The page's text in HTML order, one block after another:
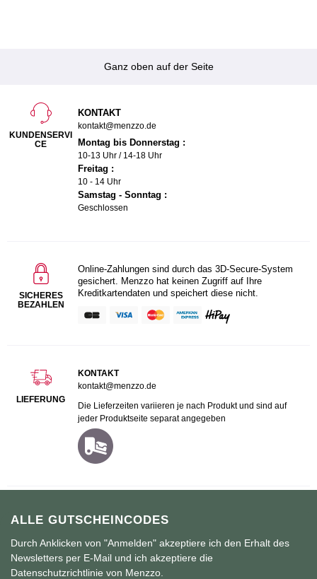
Ganz oben auf der Seite
ALLE GUTSCHEINCODES
Durch Anklicken von "Anmelden" akzeptiere ich den Erhalt des
Newsletters per E-Mail und ich akzeptiere die
Datenschutzrichtlinie von Menzzo.
KUNDENSERVI
CE
KONTAKT
kontakt@menzzo.de
Montag bis Donnerstag :
10-13 Uhr / 14-18 Uhr
Freitag :
10 - 14 Uhr
Samstag - Sonntag :
Geschlossen
SICHERES
BEZAHLEN
Online-Zahlungen sind durch das 3D-Secure-System
gesichert. Menzzo hat keinen Zugriff auf Ihre
Kreditkartendaten und speichert diese nicht.
LIEFERUNG
KONTAKT
kontakt@menzzo.de
Die Lieferzeiten variieren je nach Produkt und sind auf
jeder Produktseite separat angegeben